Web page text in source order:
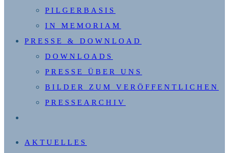
PILGERBASIS
IN MEMORIAM
PRESSE & DOWNLOAD
DOWNLOADS
PRESSE ÜBER UNS
BILDER ZUM VERÖFFENTLICHEN
PRESSEARCHIV
UMSCHALTEN
AKTUELLES